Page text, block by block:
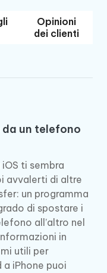
Opinioni
dei clienti
un telefono
ti sembra
avvalerti di altre
un programma
di spostare i
all’altro nel
in
utili per
iPhone puoi